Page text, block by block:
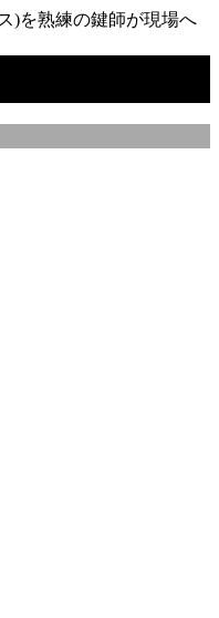
)を熟練の鍵師が現場へ